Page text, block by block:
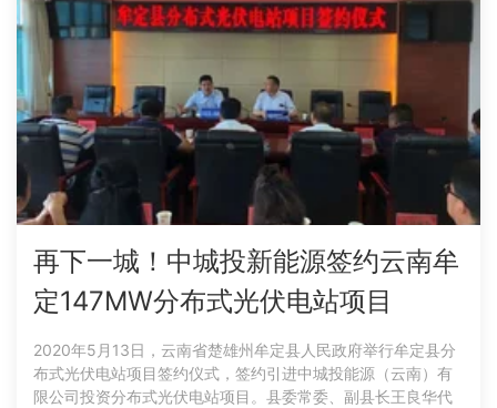
再下一城！中城投新能源签约云南牟
定147MW分布式光伏电站项目
2020年5月13日，云南省楚雄州牟定县人民政府举行牟定县分
布式光伏电站项目签约仪式，签约引进中城投能源（云南）有
限公司投资分布式光伏电站项目。县委常委、副县长王良华代